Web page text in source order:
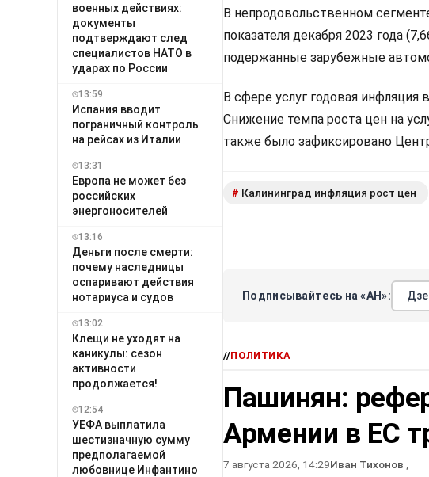
военных действиях:
документы
подтверждают след
специалистов НАТО в
ударах по России
13:59
Испания вводит
пограничный контроль
на рейсах из Италии
13:31
Европа не может без
российских
энергоносителей
13:16
Деньги после смерти:
почему наследницы
оспаривают действия
нотариуса и судов
13:02
Клещи не уходят на
каникулы: сезон
активности
продолжается!
12:54
УЕФА выплатила
шестизначную сумму
предполагаемой
любовнице Инфантино
В непродовольственном
показателя декабря 2023 года
подержанные зарубежные
В сфере услуг годовая инфляция
Снижение темпа роста цен на
также было зафиксировано
# Калининград инфляция рост цен
Подписывайтесь на «АН»:
//ПОЛИТИКА
Пашинян:
Армении в ЕС
7 августа 2026, 14:29Иван Тихонов ,